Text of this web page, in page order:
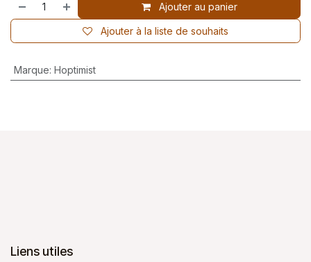
Ajouter au panier
Ajouter à la liste de souhaits
Marque: Hoptimist
Liens utiles